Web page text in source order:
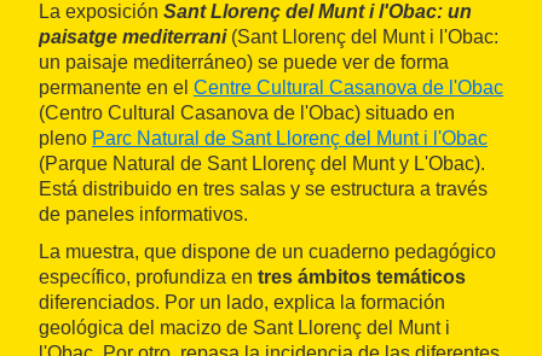
La exposición Sant Llorenç del Munt i l'Obac: un
paisatge mediterrani(Sant Llorenç del Munt i l'Obac:
un paisaje mediterráneo) se puede ver de forma
permanente en el Centre Cultural Casanova de l'Obac
(Centro Cultural Casanova de l'Obac) situado en
pleno Parc Natural de Sant Llorenç del Munt i l'Obac
(Parque Natural de Sant Llorenç del Munt y L'Obac).
Está distribuido en tres salas y se estructura a través
de paneles informativos.
La muestra, que dispone de un cuaderno pedagógico
específico, profundiza en tres ámbitos temáticos
diferenciados. Por un lado, explica la formación
geológica del macizo de Sant Llorenç del Munt i